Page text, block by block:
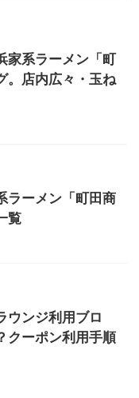
家系ラーメン「町
。店内広々・玉ね
ラーメン「町田商
覧
ウンジ利用ブロ
クーポン利用手順